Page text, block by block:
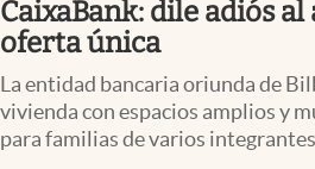
CaixaBank: dile adiós
oferta única
La entidad bancaria oriunda de
vivienda con espacios amplios y
para familias de varios